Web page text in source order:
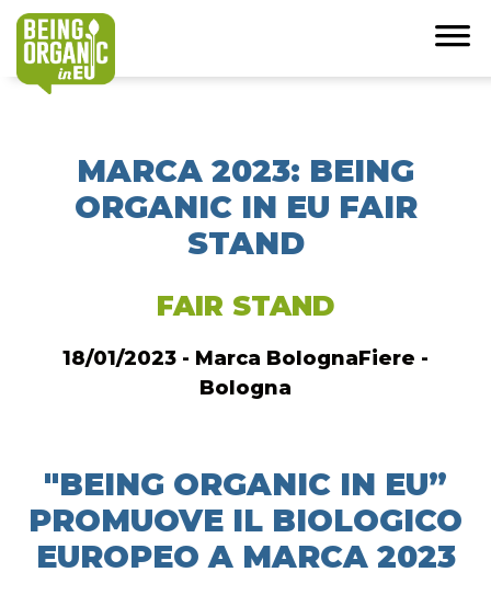
MARCA 2023: BEING
ORGANIC IN EU FAIR
STAND
FAIR STAND
18/01/2023 - Marca BolognaFiere -
Bologna
"BEING ORGANIC IN EU”
PROMUOVE IL BIOLOGICO
EUROPEO A MARCA 2023